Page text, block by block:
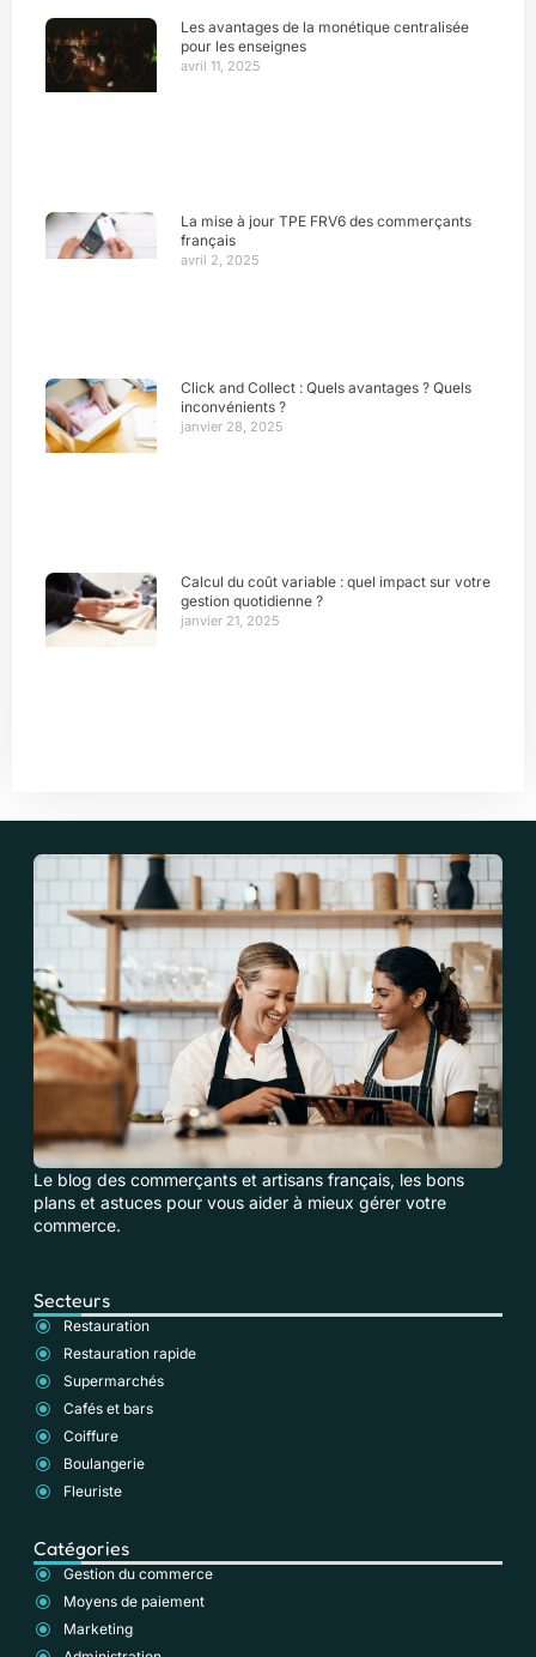
Les avantages de la monétique centralisée
pour les enseignes
avril 11, 2025
La mise à jour TPE FRV6 des commerçants
français
avril 2, 2025
Click and Collect : Quels avantages ? Quels
inconvénients ?
janvier 28, 2025
Calcul du coût variable : quel impact sur votre
gestion quotidienne ?
janvier 21, 2025
Le blog des commerçants et artisans français, les bons
plans et astuces pour vous aider à mieux gérer votre
commerce.
Secteurs
Restauration
Restauration rapide
Supermarchés
Cafés et bars
Coiffure
Boulangerie
Fleuriste
Catégories
Gestion du commerce
Moyens de paiement
Marketing